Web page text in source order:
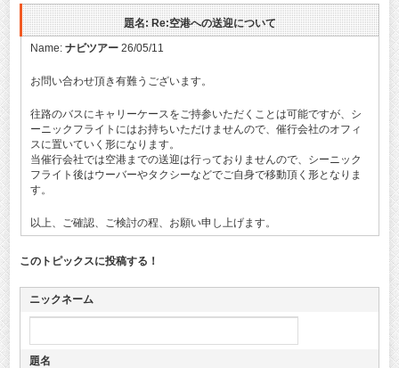
題名: Re:空港への送迎について
Name: ナビツアー26/05/11
お問い合わせ頂き有難うございます。
往路のバスにキャリーケースをご持参いただくことは可能ですが、シ
ーニックフライトにはお持ちいただけませんので、催行会社のオフィ
スに置いていく形になります。
当催行会社では空港までの送迎は行っておりませんので、シーニック
フライト後はウーバーやタクシーなどでご自身で移動頂く形となりま
す。
以上、ご確認、ご検討の程、お願い申し上げます。
このトピックスに投稿する！
ニックネーム
題名